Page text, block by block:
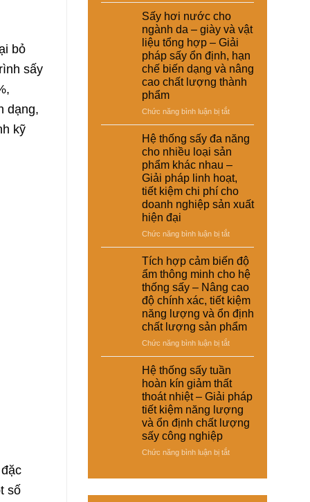
bỏ
sấy
dạng,
kỹ
số
cao
chất
lượng
sản
phẩm
nước
–
Giải
pháp
nâng
cao
và
tự
động
hóa
máy
đường
ống
dẫn
hơi
nước
để
–
Giải
pháp
giảm
thất
tiết
kiệm
năng
lượng
nhà
máy
Sấy hơi nước cho
ngành da – giày và vật
liệu tổng hợp – Giải
pháp sấy ổn định, hạn
chế biến dạng và nâng
cao chất lượng thành
phẩm
Chức năng bình luận bị tắtở
hơi
nước
cho
da
–
giày
hợp
–
Giải
pháp
sấy
ổn
hạn
chế
biến
dạng
và
nâng
cao
chất
thành
Hệ thống sấy đa năng
cho nhiều loại sản
phẩm khác nhau –
Giải pháp linh hoạt,
tiết kiệm chi phí cho
doanh nghiệp sản xuất
hiện đại
Chức năng bình luận bị tắtở
thống
sấy
đa
năng
cho
nhiều
loại
nhau
–
Giải
pháp
linh
kiệm
phí
Tích hợp cảm biến độ
ẩm thông minh cho hệ
thống sấy – Nâng cao
độ chính xác, tiết kiệm
năng lượng và ổn định
chất lượng sản phẩm
Chức năng bình luận bị tắtở
biến
độ
ẩm
thông
–
Hệ thống sấy tuần
hoàn kín giảm thất
thoát nhiệt – Giải pháp
tiết kiệm năng lượng
và ổn định chất lượng
sấy công nghiệp
Chức năng bình luận bị tắtở